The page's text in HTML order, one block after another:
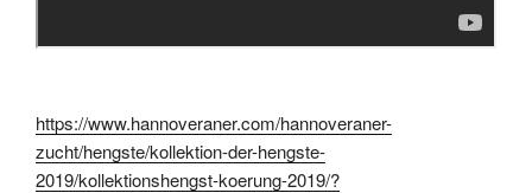
https://www.hannoveraner.com/hannoveraner-
zucht/hengste/kollektion-der-hengste-
2019/kollektionshengst-koerung-2019/?